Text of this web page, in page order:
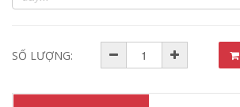
SỐ LƯỢNG: